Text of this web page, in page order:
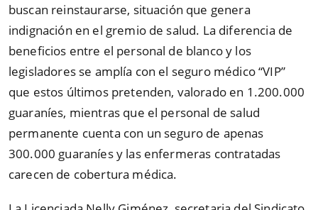
buscan reinstaurarse, situación que genera
indignación en el gremio de salud. La diferencia de
beneficios entre el personal de blanco y los
legisladores se amplía con el seguro médico “VIP”
que estos últimos pretenden, valorado en 1.200.000
guaraníes, mientras que el personal de salud
permanente cuenta con un seguro de apenas
300.000 guaraníes y las enfermeras contratadas
carecen de cobertura médica.